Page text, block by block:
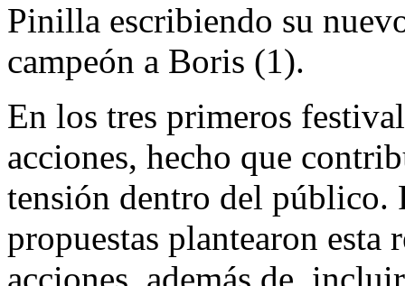
Pinilla escribiendo su
campeón a Boris (1).
En los tres primeros
acciones, hecho que
tensión dentro del público.
propuestas plantearon